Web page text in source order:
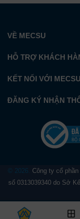
VỀ MECSU
HỖ TRỢ KHÁCH
KẾT NỐI VỚI MECSU
ĐĂNG KÝ NHẬN
© 2026.
Công ty cổ
số 0313039340 do Sở